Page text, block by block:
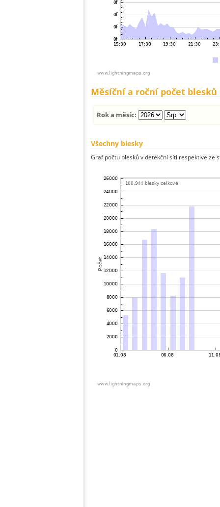
Měsíční a roční počet blesků
Rok a měsíc:
Všechny blesky
Graf počtu blesků v detekční síti respektive ze